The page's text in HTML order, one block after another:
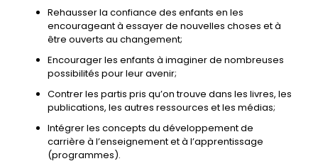
Rehausser la confiance des enfants en les
encourageant à essayer de nouvelles choses et à
être ouverts au changement;
Encourager les enfants à imaginer de nombreuses
possibilités pour leur avenir;
Contrer les partis pris qu’on trouve dans les livres, les
publications, les autres ressources et les médias;
Intégrer les concepts du développement de
carrière à l’enseignement et à l’apprentissage
(programmes).